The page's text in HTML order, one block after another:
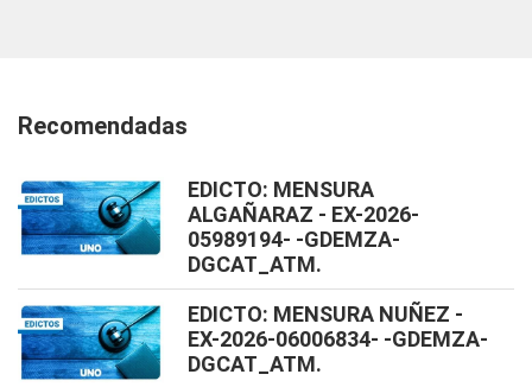
Recomendadas
EDICTO: MENSURA
ALGAÑARAZ - EX-2026-
05989194- -GDEMZA-
DGCAT_ATM.
EDICTO: MENSURA NUÑEZ -
EX-2026-06006834- -GDEMZA-
DGCAT_ATM.